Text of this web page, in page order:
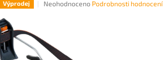
Výprodej
Průměrné
0,0
z
Neohodnoceno Podrobnosti hodnocení